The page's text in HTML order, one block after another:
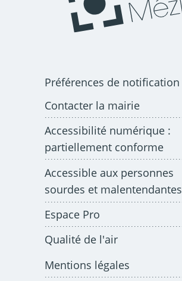
Préférences de notification
Contacter la mairie
Accessibilité numérique :
partiellement conforme
Accessible aux personnes
sourdes et malentendantes
Espace Pro
Qualité de l'air
Mentions légales